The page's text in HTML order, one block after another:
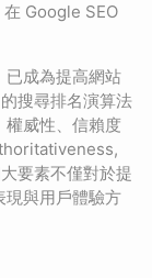
Google SEO
已成為提高網站
搜尋排名演算法
權威性、信賴度
要素不僅對於提
現與用戶體驗方